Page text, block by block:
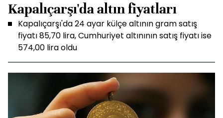
Kapalıçarşı'da altın fiyatları
Kapalıçarşı'da 24 ayar külçe altının gram satış
fiyatı 85,70 lira, Cumhuriyet altınının satış fiyatı ise
574,00 lira oldu